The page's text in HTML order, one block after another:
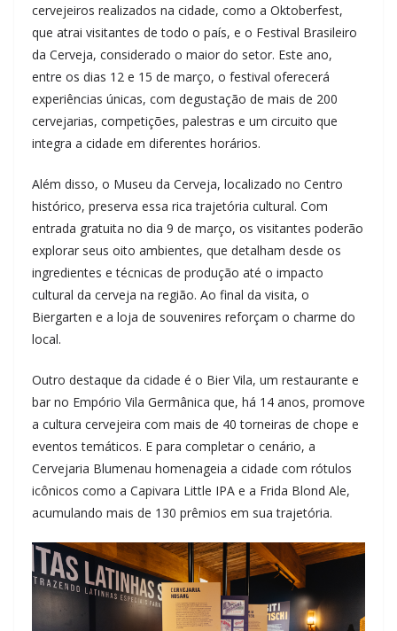
cervejeiros realizados na cidade, como a Oktoberfest,
que atrai visitantes de todo o país, e o Festival Brasileiro
da Cerveja, considerado o maior do setor. Este ano,
entre os dias 12 e 15 de março, o festival oferecerá
experiências únicas, com degustação de mais de 200
cervejarias, competições, palestras e um circuito que
integra a cidade em diferentes horários.
Além disso, o Museu da Cerveja, localizado no Centro
histórico, preserva essa rica trajetória cultural. Com
entrada gratuita no dia 9 de março, os visitantes poderão
explorar seus oito ambientes, que detalham desde os
ingredientes e técnicas de produção até o impacto
cultural da cerveja na região. Ao final da visita, o
Biergarten e a loja de souvenires reforçam o charme do
local.
Outro destaque da cidade é o Bier Vila, um restaurante e
bar no Empório Vila Germânica que, há 14 anos, promove
a cultura cervejeira com mais de 40 torneiras de chope e
eventos temáticos. E para completar o cenário, a
Cervejaria Blumenau homenageia a cidade com rótulos
icônicos como a Capivara Little IPA e a Frida Blond Ale,
acumulando mais de 130 prêmios em sua trajetória.